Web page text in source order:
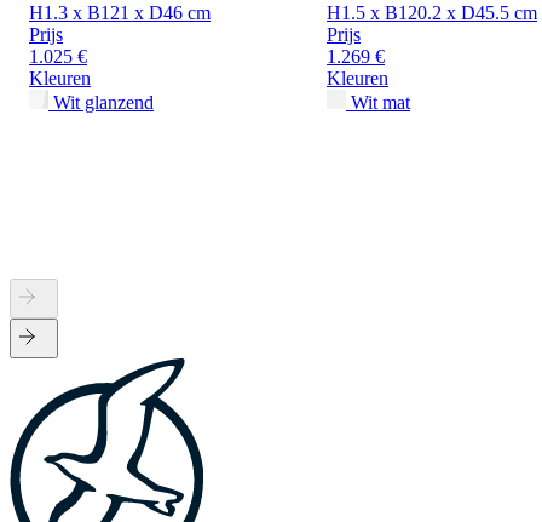
H1.3 x B121 x D46 cm
Prijs
1.025 €
Kleuren
Wit glanzend
H1.5 x B120.2 x D45.5 cm
Prijs
1.269 €
Kleuren
Wit mat